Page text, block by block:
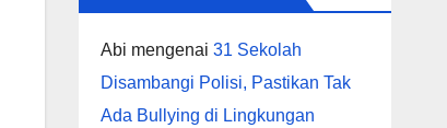
Abi mengenai 31 Sekolah
Disambangi Polisi, Pastikan Tak
Ada Bullying di Lingkungan